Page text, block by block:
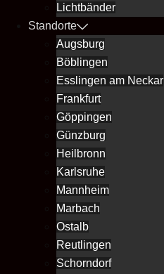
Lichtbänder
Standorte
Augsburg
Böblingen
Esslingen am Neckar
Frankfurt
Göppingen
Günzburg
Heilbronn
Karlsruhe
Mannheim
Marbach
Ostalb
Reutlingen
Schorndorf